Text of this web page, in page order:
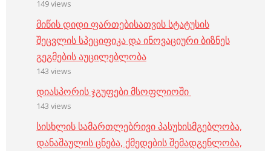
149 views
მიწის დიდი ფართებისათვის სტატუსის
შეცვლის სპეციფიკა და ინოვაციური ბიზნეს
გეგმების აუცილებლობა
143 views
დიასპორის ჯგუფები მსოფლიოში
143 views
სისხლის სამართლებრივი პასუხისმგებლობა,
დანაშაულის ცნება, ქმედების შემადგენლობა,